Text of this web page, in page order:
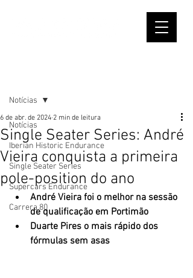
Notícias
Iberian Historic Endurance
Single Seater Series
Supercars Endurance
Carrera 80
Notícias
Single Seater Series: André
Vieira conquista a primeira
pole-position do ano
6 de abr. de 2024 2 min de leitura
André Vieira foi o melhor na sessão
de qualificação em Portimão
Duarte Pires o mais rápido dos
fórmulas sem asas